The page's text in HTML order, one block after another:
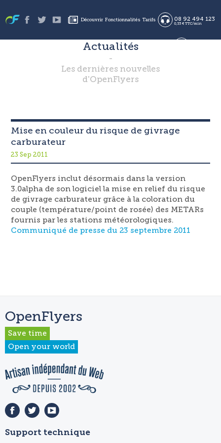
Découvrir Fonctionnalités Tarifs 08 92 494 123
0,35 € TTC/min
es
fr
Actualités
Les dernières nouvelles
d'OpenFlyers
Mise en couleur du risque de givrage
carburateur
23 Sep 2011
OpenFlyers inclut désormais dans la version
3.0alpha de son logiciel la mise en relief du risque
de givrage carburateur grâce à la coloration du
couple (température/point de rosée) des METARs
fournis par les stations météorologiques.
Communiqué de presse du 23 septembre 2011
OpenFlyers
Save time
Open your world
Support technique